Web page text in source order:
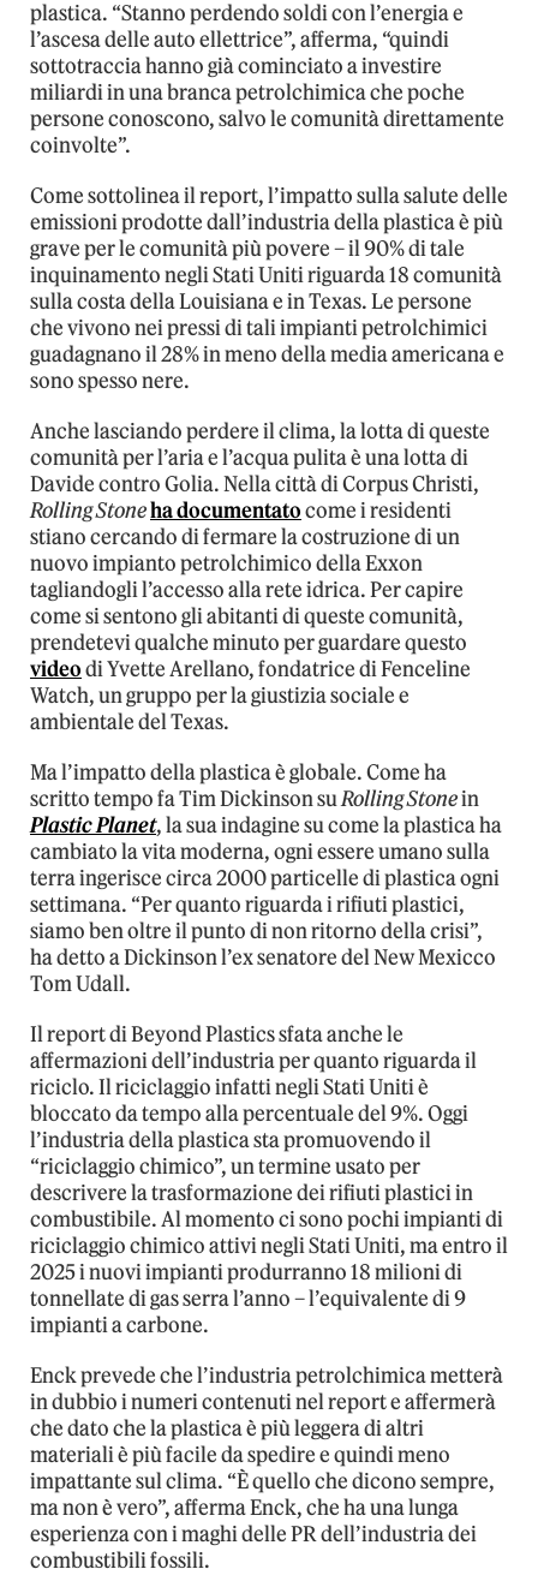
plastica. “Stanno perdendo soldi con l’energia e
l’ascesa delle auto ellettrice”, afferma, “quindi
sottotraccia hanno già cominciato a investire
miliardi in una branca petrolchimica che poche
persone conoscono, salvo le comunità direttamente
coinvolte”.
Come sottolinea il report, l’impatto sulla salute delle
emissioni prodotte dall’industria della plastica è più
grave per le comunità più povere – il 90% di tale
inquinamento negli Stati Uniti riguarda 18 comunità
sulla costa della Louisiana e in Texas. Le persone
che vivono nei pressi di tali impianti petrolchimici
guadagnano il 28% in meno della media americana e
sono spesso nere.
Anche lasciando perdere il clima, la lotta di queste
comunità per l’aria e l’acqua pulita è una lotta di
Davide contro Golia. Nella città di Corpus Christi,
Rolling Stoneha documentatocome i residenti
stiano cercando di fermare la costruzione di un
nuovo impianto petrolchimico della Exxon
tagliandogli l’accesso alla rete idrica. Per capire
come si sentono gli abitanti di queste comunità,
prendetevi qualche minuto per guardare questo
videodi Yvette Arellano, fondatrice di Fenceline
Watch, un gruppo per la giustizia sociale e
ambientale del Texas.
Ma l’impatto della plastica è globale. Come ha
scritto tempo fa Tim Dickinson suRolling Stonein
Plastic Planet, la sua indagine su come la plastica ha
cambiato la vita moderna, ogni essere umano sulla
terra ingerisce circa 2000 particelle di plastica ogni
settimana. “Per quanto riguarda i rifiuti plastici,
siamo ben oltre il punto di non ritorno della crisi”,
ha detto a Dickinson l’ex senatore del New Mexicco
Tom Udall.
Il report di Beyond Plastics sfata anche le
affermazioni dell’industria per quanto riguarda il
riciclo. Il riciclaggio infatti negli Stati Uniti è
bloccato da tempo alla percentuale del 9%. Oggi
l’industria della plastica sta promuovendo il
“riciclaggio chimico”, un termine usato per
descrivere la trasformazione dei rifiuti plastici in
combustibile. Al momento ci sono pochi impianti di
riciclaggio chimico attivi negli Stati Uniti, ma entro il
2025 i nuovi impianti produrranno 18 milioni di
tonnellate di gas serra l’anno – l’equivalente di 9
impianti a carbone.
Enck prevede che l’industria petrolchimica metterà
in dubbio i numeri contenuti nel report e affermerà
che dato che la plastica è più leggera di altri
materiali è più facile da spedire e quindi meno
impattante sul clima. “È quello che dicono sempre,
ma non è vero”, afferma Enck, che ha una lunga
esperienza con i maghi delle PR dell’industria dei
combustibili fossili.